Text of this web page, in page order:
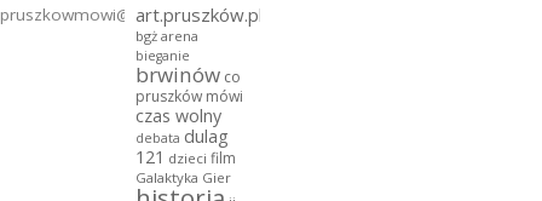
pruszkowmowi@gmail.com
art.pruszków.pl
bgż arena
bieganie
brwinów co
pruszków mówi
czas wolny
debata dulag
121 dzieci film
Galaktyka Gier